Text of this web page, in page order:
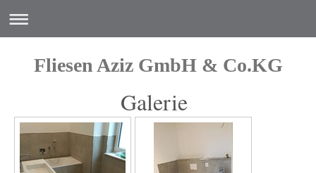
Fliesen Aziz GmbH & Co.KG
Galerie